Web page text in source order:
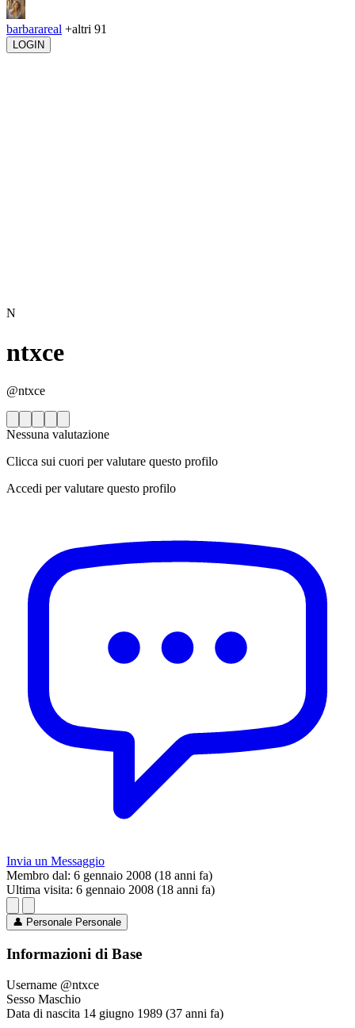
barbarareal +altri 91
LOGIN
N
ntxce
@ntxce
Nessuna valutazione
Clicca sui cuori per valutare questo profilo
Accedi per valutare questo profilo
Invia un Messaggio
Membro dal: 6 gennaio 2008 (18 anni fa)
Ultima visita: 6 gennaio 2008 (18 anni fa)
👤 Personale Personale
Informazioni di Base
Username @ntxce
Sesso Maschio
Data di nascita 14 giugno 1989 (37 anni fa)